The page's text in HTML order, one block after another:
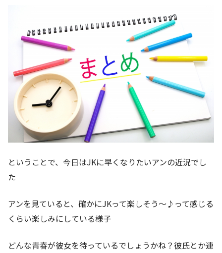
ということで、今日はJKに早くなりたいアンの近況でし
た
アンを見ていると、確かにJKって楽しそう～♪って感じる
くらい楽しみにしている様子
どんな青春が彼女を待っているでしょうかね？彼氏とか連